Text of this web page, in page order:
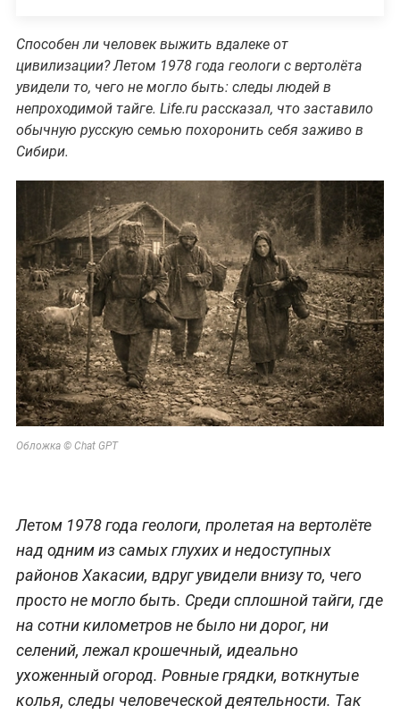
Способен ли человек выжить вдалеке от
цивилизации? Летом 1978 года геологи с вертолёта
увидели то, чего не могло быть: следы людей в
непроходимой тайге. Life.ru рассказал, что заставило
обычную русскую семью похоронить себя заживо в
Сибири.
Обложка © Chat GPT
Летом 1978 года геологи, пролетая на вертолёте
над одним из самых глухих и недоступных
районов Хакасии, вдруг увидели внизу то, чего
просто не могло быть. Среди сплошной тайги, где
на сотни километров не было ни дорог, ни
селений, лежал крошечный, идеально
ухоженный огород. Ровные грядки, воткнутые
колья, следы человеческой деятельности. Так